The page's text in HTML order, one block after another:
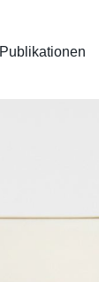
Publikationen